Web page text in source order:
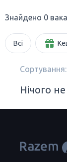
Знайдено 0
Всі
Сортування:
Нічого